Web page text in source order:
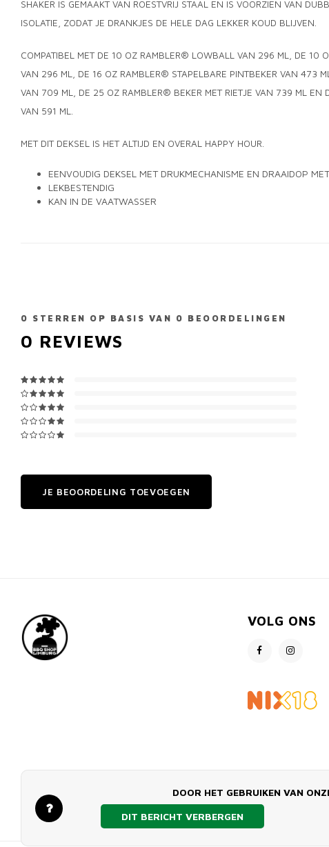
SHAKER IS GEMAAKT VAN ROESTVRIJ STAAL EN IS VOORZIEN VAN
ISOLATIE, ZODAT JE DRANKJES DE HELE DAG LEKKER KOUD BLIJVEN.
COMPATIBEL MET DE 10 OZ RAMBLER® LOWBALL VAN 296 ML, DE 10
VAN 296 ML, DE 16 OZ RAMBLER® STAPELBARE PINTBEKER VAN 473
VAN 709 ML, DE 25 OZ RAMBLER® BEKER MET RIETJE VAN 739 ML EN
VAN 591 ML.
MET DIT DEKSEL IS HET ALTIJD EN OVERAL HAPPY HOUR.
EENVOUDIG DEKSEL MET DRUKMECHANISME EN DRAAIDOP
LEKBESTENDIG
KAN IN DE VAATWASSER
0 STERREN OP BASIS VAN 0 BEOORDELINGEN
0 REVIEWS
JE BEOORDELING TOEVOEGEN
VOLG ONS
DOOR HET GEBRUIKEN VAN
DIT BERICHT VERBERGEN